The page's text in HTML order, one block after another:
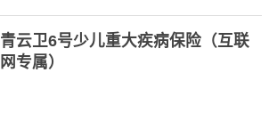
青云卫6号少儿重大疾病保险（互联
网专属）